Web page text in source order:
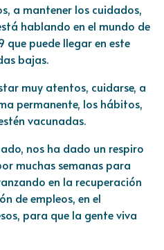
a mantener los cuidados,
hablando en el mundo de
puede llegar en este
bajas.
muy atentos, cuidarse, a
permanente, los hábitos,
vacunadas.
nos ha dado un respiro
muchas semanas para
en la recuperación
de empleos, en el
para que la gente viva